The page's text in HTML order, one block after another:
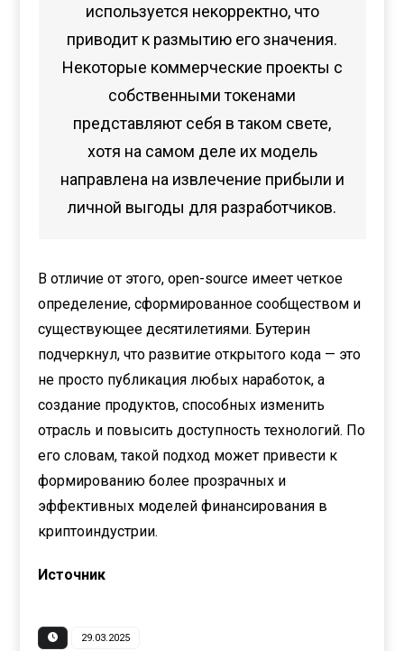
используется некорректно, что
приводит к размытию его значения.
Некоторые коммерческие проекты с
собственными токенами
представляют себя в таком свете,
хотя на самом деле их модель
направлена на извлечение прибыли и
личной выгоды для разработчиков.
В отличие от этого, open-source имеет четкое
определение, сформированное сообществом и
существующее десятилетиями. Бутерин
подчеркнул, что развитие открытого кода — это
не просто публикация любых наработок, а
создание продуктов, способных изменить
отрасль и повысить доступность технологий. По
его словам, такой подход может привести к
формированию более прозрачных и
эффективных моделей финансирования в
криптоиндустрии.
Источник
29.03.2025